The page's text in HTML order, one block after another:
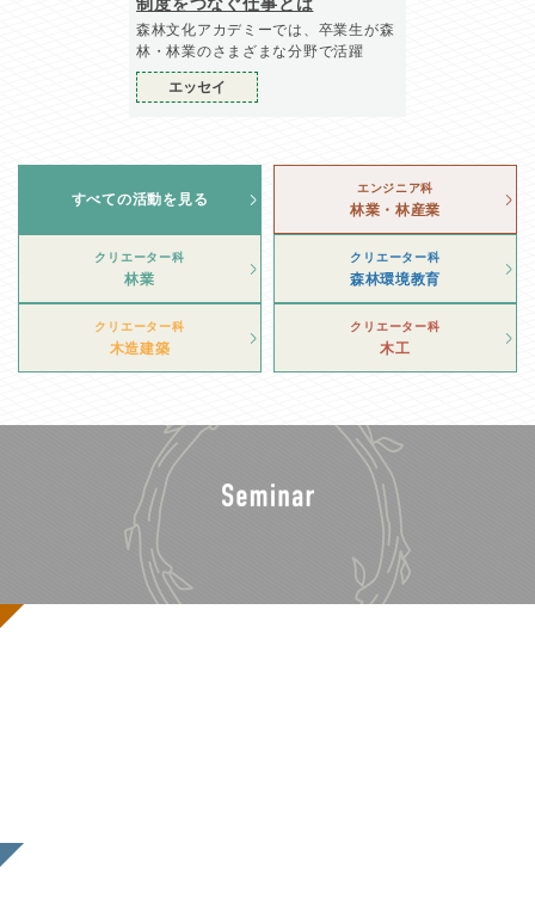
制度をつなぐ仕事とは
森林文化アカデミーでは、卒業生が森
林・林業のさまざまな分野で活躍
エッセイ
すべての活動を見る
エンジニア科
林業・林産業
クリエーター科
林業
クリエーター科
森林環境教育
クリエーター科
木造建築
クリエーター科
木工